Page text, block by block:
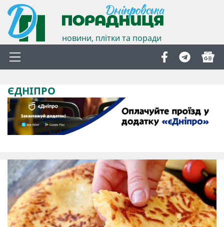
новини, плітки та поради
ЄДНІПРО